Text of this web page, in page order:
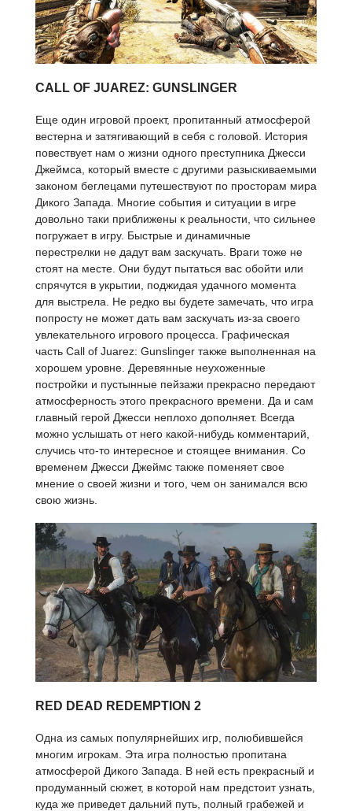
CALL OF JUAREZ: GUNSLINGER
Еще один игровой проект, пропитанный атмосферой
вестерна и затягивающий в себя с головой. История
повествует нам о жизни одного преступника Джесси
Джеймса, который вместе с другими разыскиваемыми
законом беглецами путешествуют по просторам мира
Дикого Запада. Многие события и ситуации в игре
довольно таки приближены к реальности, что сильнее
погружает в игру. Быстрые и динамичные
перестрелки не дадут вам заскучать. Враги тоже не
стоят на месте. Они будут пытаться вас обойти или
спрячутся в укрытии, поджидая удачного момента
для выстрела. Не редко вы будете замечать, что игра
попросту не может дать вам заскучать из-за своего
увлекательного игрового процесса. Графическая
часть Call of Juarez: Gunslinger также выполненная на
хорошем уровне. Деревянные неухоженные
постройки и пустынные пейзажи прекрасно передают
атмосферность этого прекрасного времени. Да и сам
главный герой Джесси неплохо дополняет. Всегда
можно услышать от него какой-нибудь комментарий,
случись что-то интересное и стоящее внимания. Со
временем Джесси Джеймс также поменяет свое
мнение о своей жизни и того, чем он занимался всю
свою жизнь.
RED DEAD REDEMPTION 2
Одна из самых популярнейших игр, полюбившейся
многим игрокам. Эта игра полностью пропитана
атмосферой Дикого Запада. В ней есть прекрасный и
продуманный сюжет, в которой нам предстоит узнать,
куда же приведет дальний путь, полный грабежей и